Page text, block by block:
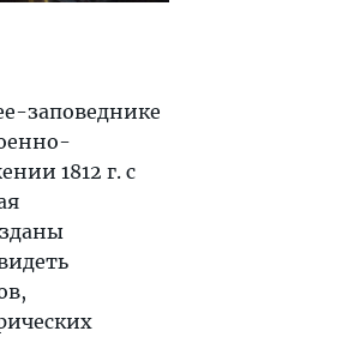
заповеднике
1812 г. с